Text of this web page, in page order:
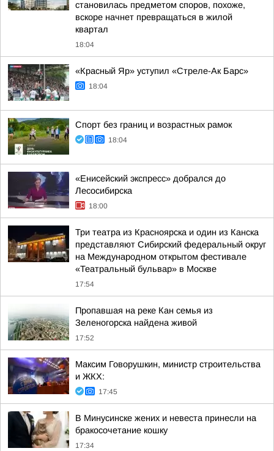
становилась предметом споров, похоже,
вскоре начнет превращаться в жилой
квартал
18:04
«Красный Яр» уступил «Стреле-Ак Барс»
18:04
Спорт без границ и возрастных рамок
18:04
«Енисейский экспресс» добрался до
Лесосибирска
18:00
Три театра из Красноярска и один из Канска
представляют Сибирский федеральный округ
на Международном открытом фестивале
«Театральный бульвар» в Москве
17:54
Пропавшая на реке Кан семья из
Зеленогорска найдена живой
17:52
Максим Говорушкин, министр строительства
и ЖКХ:
17:45
В Минусинске жених и невеста принесли на
бракосочетание кошку
17:34